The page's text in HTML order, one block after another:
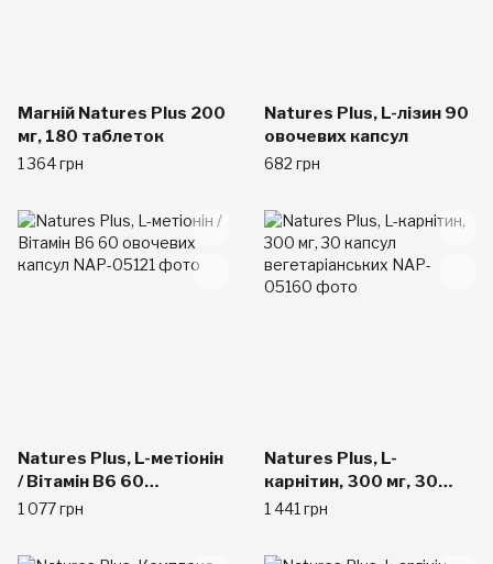
Магній Natures Plus 200
мг, 180 таблеток
1 364 грн
Natures Plus, L-лізин 90
овочевих капсул
682 грн
Natures Plus, L-метіонін
/ Вітамін B6 60
овочевих капсул
1 077 грн
Natures Plus, L-
карнітин, 300 мг, 30
капсул вегетаріанських
1 441 грн